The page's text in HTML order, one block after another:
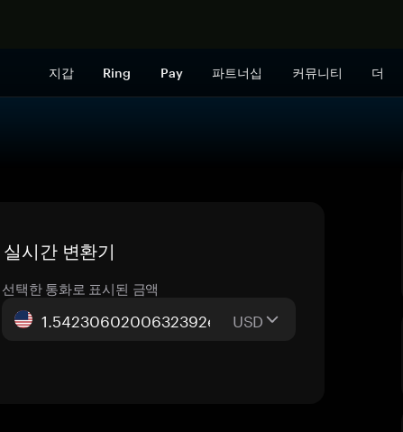
지갑 Ring Pay 파트너십 커뮤니티 더
시간 변환기
선택한 통화로 표시된 금액
USD